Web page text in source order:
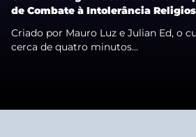
de Combate à Intolerância
Criado por Mauro Luz e Julian Ed, o
cerca de quatro minutos...